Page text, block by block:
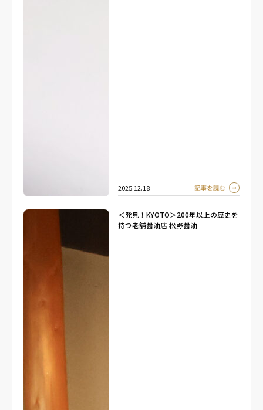
2025.12.18
＜発見！KYOTO＞200年以上の歴史を
持つ老舗醤油店 松野醤油